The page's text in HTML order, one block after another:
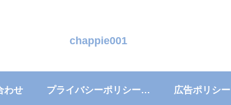
chappie001
わせ プライバシーポリシー・免責事項 広告ポリシー